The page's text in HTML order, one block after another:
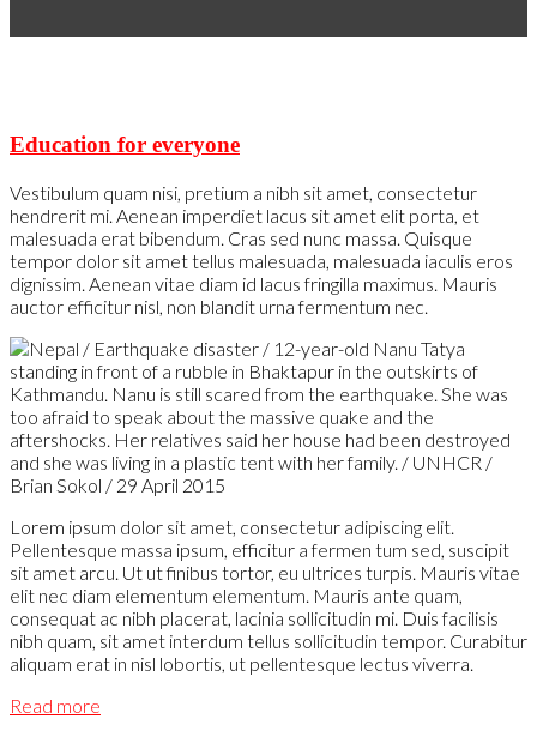
Education for everyone
Vestibulum quam nisi, pretium a nibh sit amet, consectetur
hendrerit mi. Aenean imperdiet lacus sit amet elit porta, et
malesuada erat bibendum. Cras sed nunc massa. Quisque
tempor dolor sit amet tellus malesuada, malesuada iaculis eros
dignissim. Aenean vitae diam id lacus fringilla maximus. Mauris
auctor efficitur nisl, non blandit urna fermentum nec.
Lorem ipsum dolor sit amet, consectetur adipiscing elit.
Pellentesque massa ipsum, efficitur a fermen tum sed, suscipit
sit amet arcu. Ut ut finibus tortor, eu ultrices turpis. Mauris vitae
elit nec diam elementum elementum. Mauris ante quam,
consequat ac nibh placerat, lacinia sollicitudin mi. Duis facilisis
nibh quam, sit amet interdum tellus sollicitudin tempor. Curabitur
aliquam erat in nisl lobortis, ut pellentesque lectus viverra.
Read more